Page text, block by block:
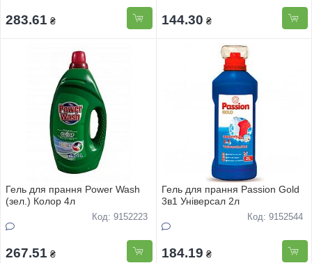
283.61 ₴ 144.30 ₴
Гель для прання Power Wash
(зел.) Колор 4л
Код: 9152223
267.51 ₴
Гель для прання Passion Gold
3в1 Унiверсал 2л
Код: 9152544
184.19 ₴